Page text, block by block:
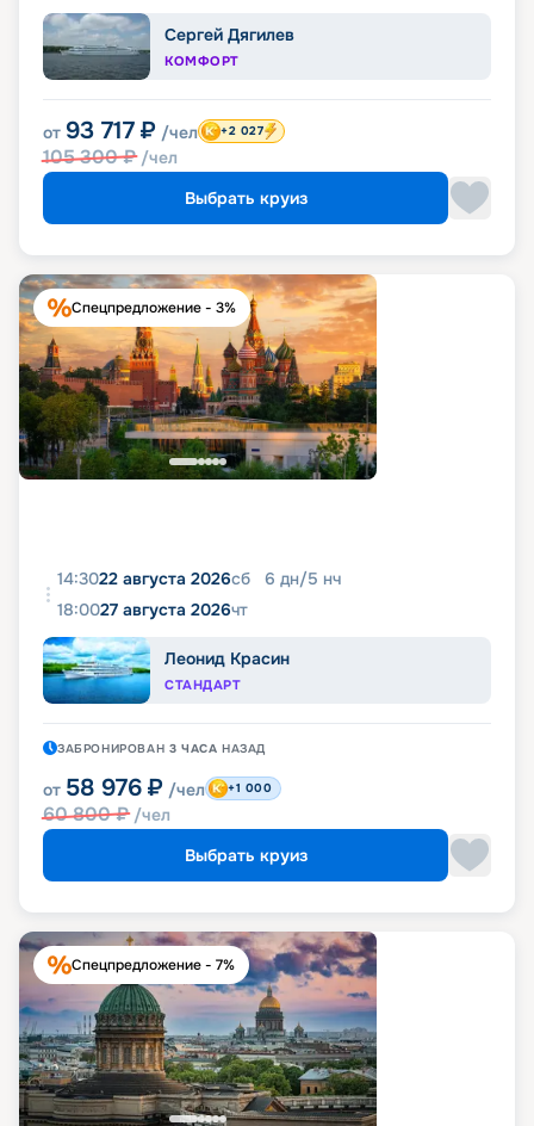
Сергей Дягилев
КОМФОРТ
от 93 717 ₽ /чел
105 300₽ /чел
+2 027
Выбрать круиз
Спецпредложение - 3%
14:3022 августа 2026сб 6 дн/5 нч
18:0027 августа 2026чт
Леонид Красин
СТАНДАРТ
ЗАБРОНИРОВАН 3 ЧАСА НАЗАД
от 58 976 ₽ /чел
60 800₽ /чел
+1 000
Выбрать круиз
Спецпредложение - 7%